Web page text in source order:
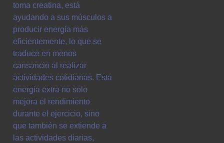
toma creatina, está
ayudando a sus músculos a
producir energía más
eficientemente, lo que se
traduce en menos
cansancio al realizar
actividades cotidianas. Esta
energía extra no solo
mejora el rendimiento
durante el ejercicio, sino
que también se extiende a
las actividades diarias,